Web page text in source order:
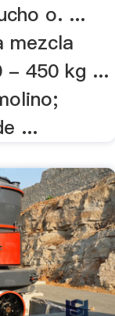
o. ...
mezcla
- 450 kg ...
...